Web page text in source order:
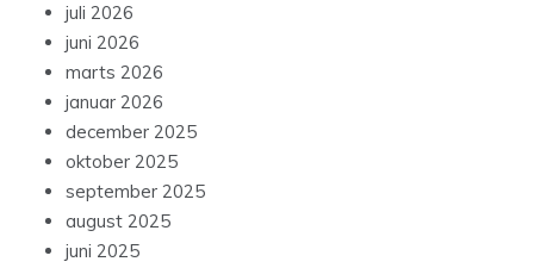
juli 2026
juni 2026
marts 2026
januar 2026
december 2025
oktober 2025
september 2025
august 2025
juni 2025